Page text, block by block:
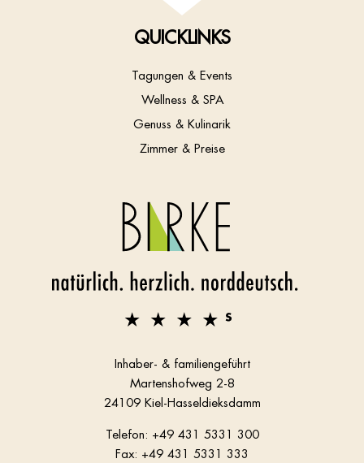
QUICKLINKS
Tagungen & Events
Wellness & SPA
Genuss & Kulinarik
Zimmer & Preise
Inhaber- & familiengeführt
Martenshofweg 2-8
24109 Kiel-Hasseldieksdamm
Telefon: +49 431 5331 300
Fax: +49 431 5331 333